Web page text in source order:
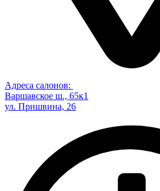
Адреса салонов:
Варшавское ш., 65к1
ул. Пришвина, 26